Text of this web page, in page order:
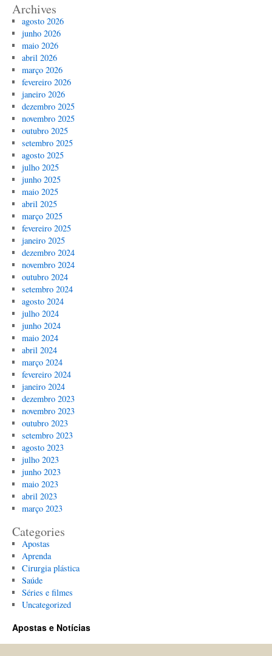
Archives
agosto 2026
junho 2026
maio 2026
abril 2026
março 2026
fevereiro 2026
janeiro 2026
dezembro 2025
novembro 2025
outubro 2025
setembro 2025
agosto 2025
julho 2025
junho 2025
maio 2025
abril 2025
março 2025
fevereiro 2025
janeiro 2025
dezembro 2024
novembro 2024
outubro 2024
setembro 2024
agosto 2024
julho 2024
junho 2024
maio 2024
abril 2024
março 2024
fevereiro 2024
janeiro 2024
dezembro 2023
novembro 2023
outubro 2023
setembro 2023
agosto 2023
julho 2023
junho 2023
maio 2023
abril 2023
março 2023
Categories
Apostas
Aprenda
Cirurgia plástica
Saúde
Séries e filmes
Uncategorized
Apostas e Notícias